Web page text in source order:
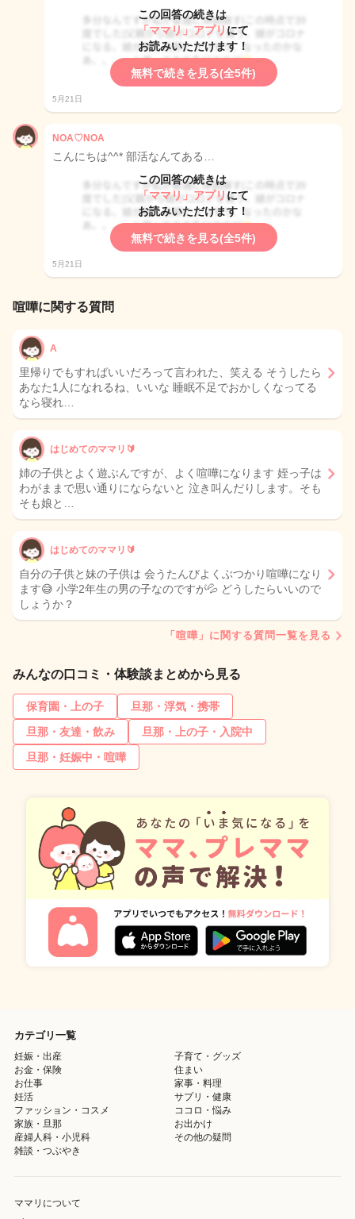
この回答の続きは
「ママリ」アプリ にて
お読みいただけます！
無料で続きを見る(全5件)
5月21日
NOA♡NOA
こんにちは^^* 部活なんてある…
この回答の続きは
「ママリ」アプリ にて
お読みいただけます！
無料で続きを見る(全5件)
5月21日
喧嘩に関する質問
A
里帰りでもすればいいだろって言われた、笑える そうしたら
あなた1人になれるね、いいな 睡眠不足でおかしくなってる
なら寝れ…
はじめてのママリ🔰
姉の子供とよく遊ぶんですが、よく喧嘩になります 姪っ子は
わがままで思い通りにならないと 泣き叫んだりします。そも
そも娘と…
はじめてのママリ🔰
自分の子供と妹の子供は 会うたんびよくぶつかり喧嘩になり
ます😅 小学2年生の男の子なのですが💦 どうしたらいいので
しょうか？
「喧嘩」に関する質問一覧を見る
みんなの口コミ・体験談まとめから見る
保育園・上の子
旦那・浮気・携帯
旦那・友達・飲み
旦那・上の子・入院中
旦那・妊娠中・喧嘩
カテゴリ一覧
妊娠・出産
子育て・グッズ
お金・保険
住まい
お仕事
家事・料理
妊活
サプリ・健康
ファッション・コスメ
ココロ・悩み
家族・旦那
お出かけ
産婦人科・小児科
その他の疑問
雑談・つぶやき
ママリについて